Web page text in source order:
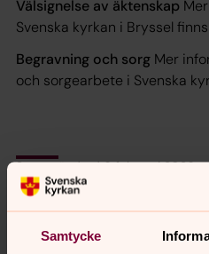
Samtycke
Välsignelse av äktenskap
Svenska kyrkan i Bryssel finns
Begravning och sorg Mer
och sorgearbete i Svenska
Senast ändrad 6 februari 2026
Synpunkter eller
innehåll?